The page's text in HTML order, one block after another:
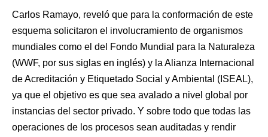
Carlos Ramayo, reveló que para la conformación de este
esquema solicitaron el involucramiento de organismos
mundiales como el del Fondo Mundial para la Naturaleza
(WWF, por sus siglas en inglés) y la Alianza Internacional
de Acreditación y Etiquetado Social y Ambiental (ISEAL),
ya que el objetivo es que sea avalado a nivel global por
instancias del sector privado. Y sobre todo que todas las
operaciones de los procesos sean auditadas y rendir